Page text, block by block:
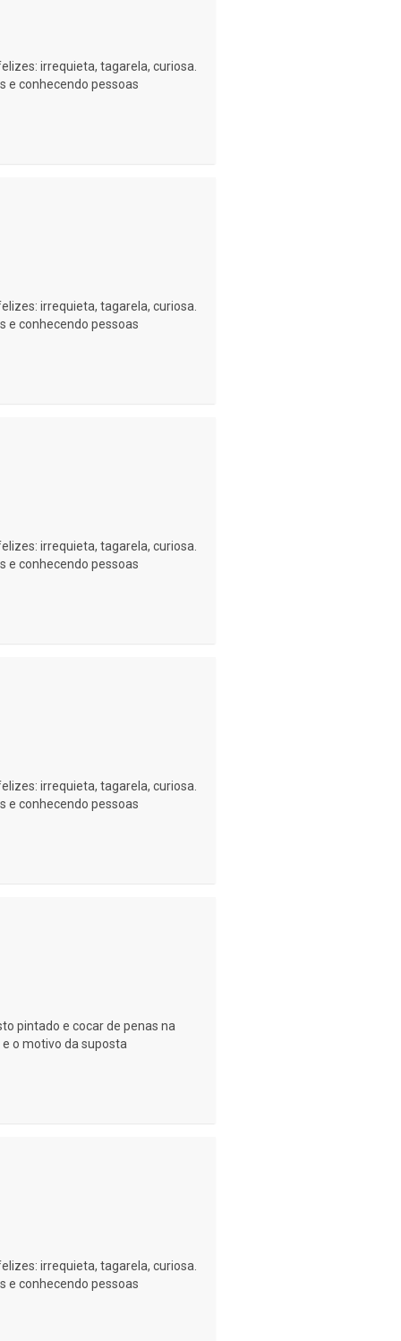
irrequieta, tagarela, curiosa.
e conhecendo pessoas
irrequieta, tagarela, curiosa.
e conhecendo pessoas
irrequieta, tagarela, curiosa.
e conhecendo pessoas
irrequieta, tagarela, curiosa.
e conhecendo pessoas
pintado e cocar de penas na
o motivo da suposta
irrequieta, tagarela, curiosa.
e conhecendo pessoas